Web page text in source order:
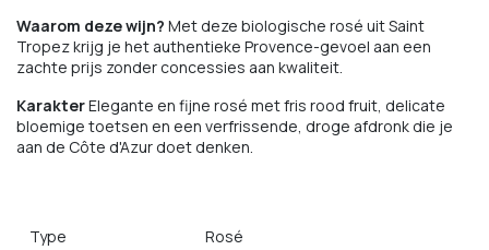
Waarom deze wijn? Met deze biologische rosé uit Saint
Tropez krijg je het authentieke Provence-gevoel aan een
zachte prijs zonder concessies aan kwaliteit.
KarakterElegante en fijne rosé met fris rood fruit, delicate
bloemige toetsen en een verfrissende, droge afdronk die je
aan de Côte d'Azur doet denken.
Type Rosé